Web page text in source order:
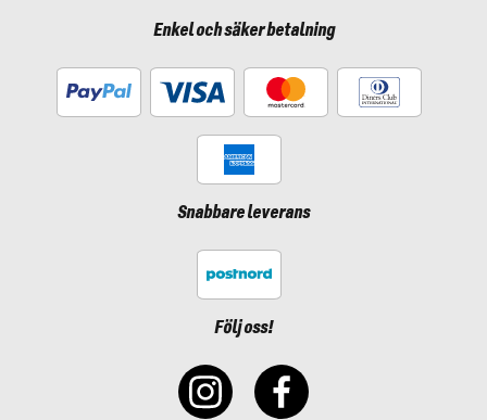
Enkel och säker betalning
Snabbare leverans
Följ oss!